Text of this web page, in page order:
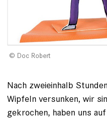
Doc Robert
Nach zweieinhalb
Wipfeln versunken, wir
gekrochen, haben uns